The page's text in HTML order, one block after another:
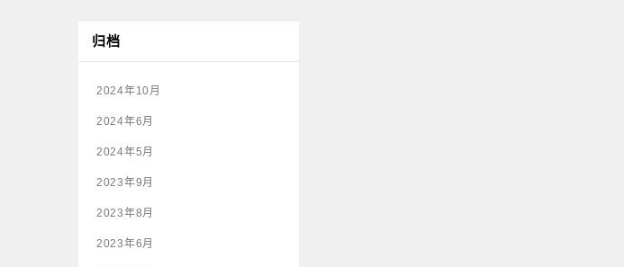
归档
2024年10月
2024年6月
2024年5月
2023年9月
2023年8月
2023年6月